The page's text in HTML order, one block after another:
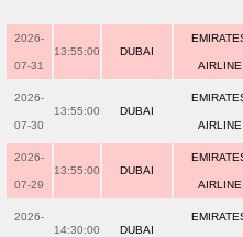
2026-
07-31
13:55:00 DUBAI
AIRLINE
2026-
07-30
13:55:00 DUBAI
AIRLINE
2026-
07-29
13:55:00 DUBAI
AIRLINE
2026-
14:30:00 DUBAI